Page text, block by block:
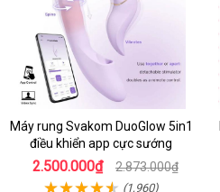
Máy rung Svakom DuoGlow 5in1
điều khiển app cực sướng
2.500.000₫ 2.873.000₫
(1,960)